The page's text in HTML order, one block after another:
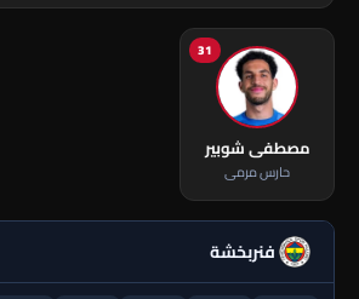
31
مصطفى شوبير
حارس مرمى
فنربخشة